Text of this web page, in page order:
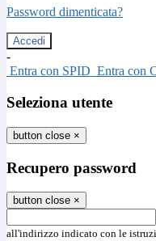
Password dimenticata?
-
Entra con SPID Entra con
Seleziona utente
button close ×
Recupero password
button close ×
all'indirizzo indicato con le